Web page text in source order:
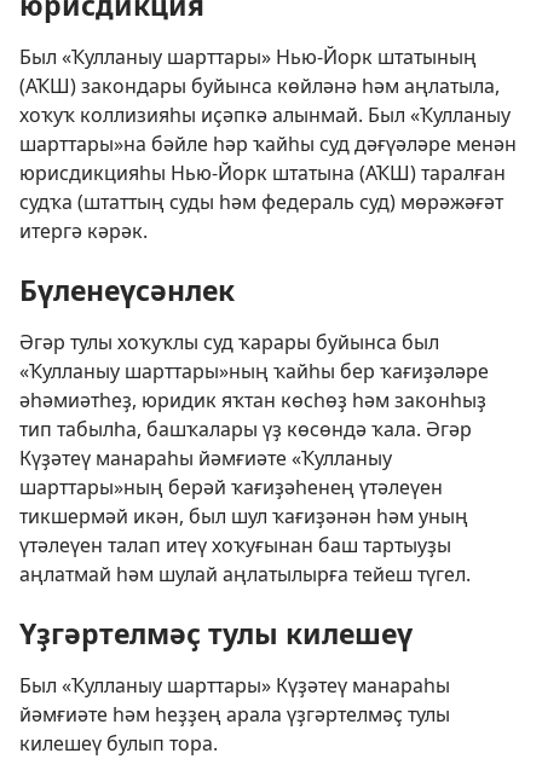
Был «Ҡулланыу шарттары» Нью-Йорк штатының
(АҠШ) закондары буйынса көйләнә һәм аңлатыла,
хоҡуҡ коллизияһы иҫәпкә алынмай. Был «Ҡулланыу
шарттары»на бәйле һәр ҡайһы суд дәғүәләре менән
юрисдикцияһы Нью-Йорк штатына (АҠШ) таралған
судҡа (штаттың суды һәм федераль суд) мөрәжәғәт
итергә кәрәк.
Бүленеүсәнлек
Әгәр тулы хоҡуҡлы суд ҡарары буйынса был
«Ҡулланыу шарттары»ның ҡайһы бер ҡағиҙәләре
әһәмиәтһеҙ, юридик яҡтан көсһөҙ һәм законһыҙ
тип табылһа, башҡалары үҙ көсөндә ҡала. Әгәр
Күҙәтеү манараһы йәмғиәте «Ҡулланыу
шарттары»ның берәй ҡағиҙәһенең үтәлеүен
тикшермәй икән, был шул ҡағиҙәнән һәм уның
үтәлеүен талап итеү хоҡуғынан баш тартыуҙы
аңлатмай һәм шулай аңлатылырға тейеш түгел.
Үҙгәртелмәҫ тулы килешеү
Был «Ҡулланыу шарттары» Күҙәтеү манараһы
йәмғиәте һәм һеҙҙең арала үҙгәртелмәҫ тулы
килешеү булып тора.